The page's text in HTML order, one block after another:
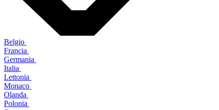
Belgio
Francia
Germania
Italia
Lettonia
Monaco
Olanda
Polonia